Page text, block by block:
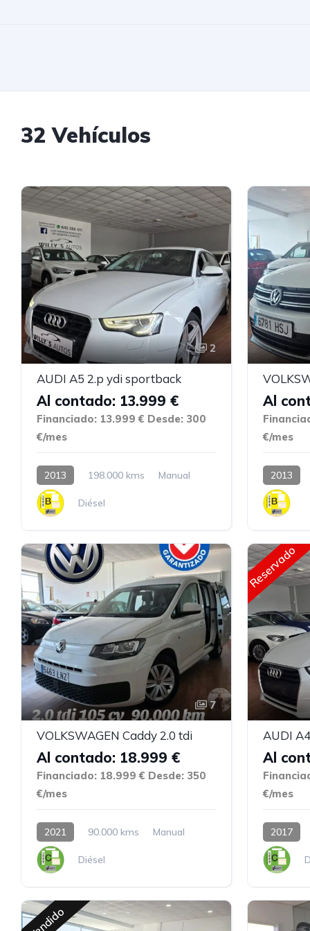
32 Vehículos
2
AUDI A5 2.p ydi sportback
Al contado: 13.999 €
Financiado: 13.999 € Desde: 300
€/mes
2013 198.000 kms Manual
Diésel
Al
€/mes
2013
7
VOLKSWAGEN Caddy 2.0 tdi
Al contado: 18.999 €
Financiado: 18.999 € Desde: 350
€/mes
2021 90.000 kms Manual
Diésel
Reservado
AUDI
Al
€/mes
2017